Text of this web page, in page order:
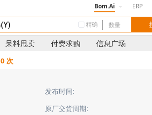
Bom.Ai ERP
精确
呆料甩卖 付费求购 信息广场
0 次
发布时间:
原厂交货周期: